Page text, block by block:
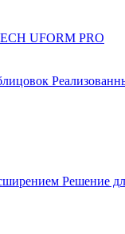
UFORM PRO
Решение